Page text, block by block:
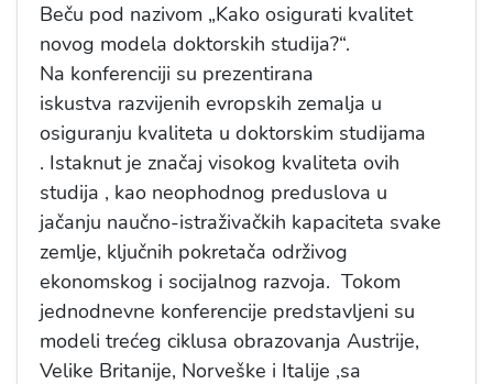
Beču pod nazivom „Kako osigurati kvalitet
novog modela doktorskih studija?“.
Na konferenciji su prezentirana
iskustva razvijenih evropskih zemalja u
osiguranju kvaliteta u doktorskim studijama
. Istaknut je značaj visokog kvaliteta ovih
studija , kao neophodnog preduslova u
jačanju naučno-istraživačkih kapaciteta svake
zemlje, ključnih pokretača održivog
ekonomskog i socijalnog razvoja. Tokom
jednodnevne konferencije predstavljeni su
modeli trećeg ciklusa obrazovanja Austrije,
Velike Britanije, Norveške i Italije ,sa